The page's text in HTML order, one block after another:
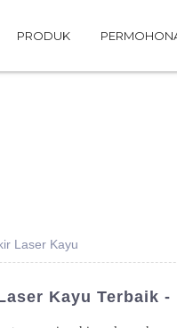
PRODUK
Laser Kayu
Kayu Terbaik -